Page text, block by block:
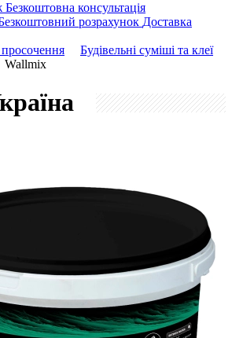
Безкоштовна консультація
розрахунок Доставка
Будівельні суміші та клеї
Wallmix